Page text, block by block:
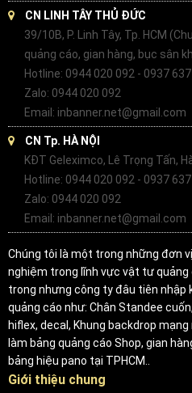
CN LINH TÂY THỦ ĐỨC
39/10B, P. Linh Tây, Tp. HCM
quảng cáo, gian hàng, bục sân
Hotline: 0944 020 092 - 0937
Zalo: 0944 020 092
Email: inbanner.net@gmail.com
CN Tp. HÀ NỘI
KĐT Geleximco, Lê Trọng Tấn,
Hotline: 0944 020 092 - 0937
Zalo: 0944 020 092
Email: inbanner.net@gmail.com
Chúng tôi là một trong những đơn
nghiệm trong lĩnh vực vật tư
trong nhưng công ty đâu tiên nhập
quảng cáo như: Chân Standee
hiflex, decal, Khung backdrop
làm bảng quảng cáo Shop, gian
bảng hiệu pano tại TPHCM..
Giới thiệu chung